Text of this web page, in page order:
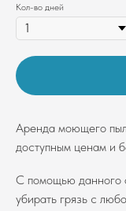
Кол-во дней
Аренда моющего
доступным ценам и
С помощью данного
убирать грязь с